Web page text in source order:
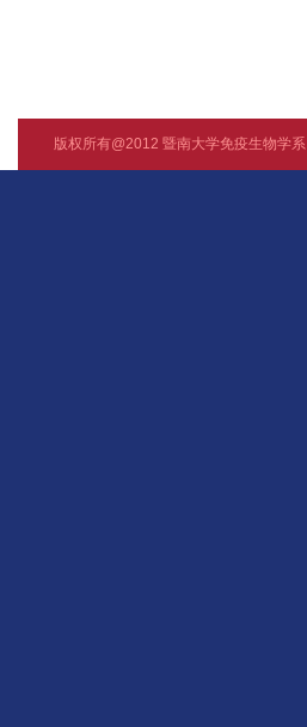
版权所有@2012 暨南大学免疫生物学系